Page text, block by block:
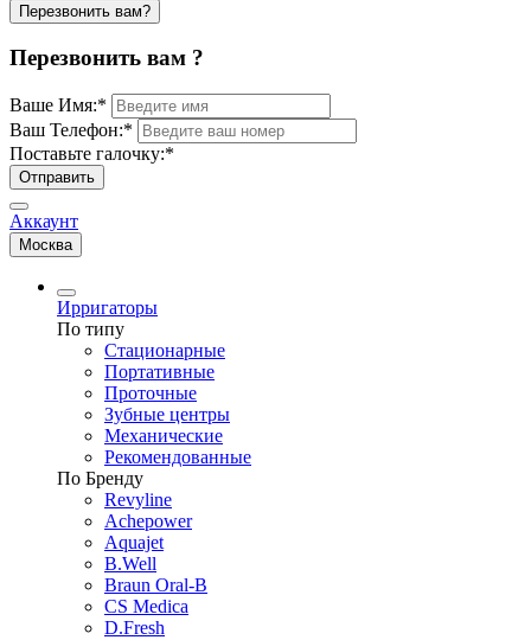
Перезвонить вам?
Перезвонить вам ?
Ваше Имя:*
Ваш Телефон:*
Поставьте галочку:*
Отправить
Аккаунт
Москва
Ирригаторы
По типу
Стационарные
Портативные
Проточные
Зубные центры
Механические
Рекомендованные
По Бренду
Revyline
Achepower
Aquajet
B.Well
Braun Oral-B
CS Medica
D.Fresh